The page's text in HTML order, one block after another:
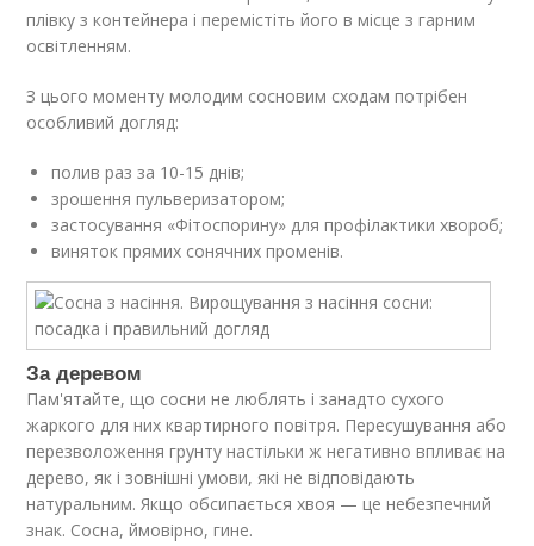
плівку з контейнера і перемістіть його в місце з гарним
освітленням.
З цього моменту молодим сосновим сходам потрібен
особливий догляд:
полив раз за 10-15 днів;
зрошення пульверизатором;
застосування «Фітоспорину» для профілактики хвороб;
виняток прямих сонячних променів.
За деревом
Пам'ятайте, що сосни не люблять і занадто сухого
жаркого для них квартирного повітря. Пересушування або
перезволоження грунту настільки ж негативно впливає на
дерево, як і зовнішні умови, які не відповідають
натуральним. Якщо обсипається хвоя — це небезпечний
знак. Сосна, ймовірно, гине.